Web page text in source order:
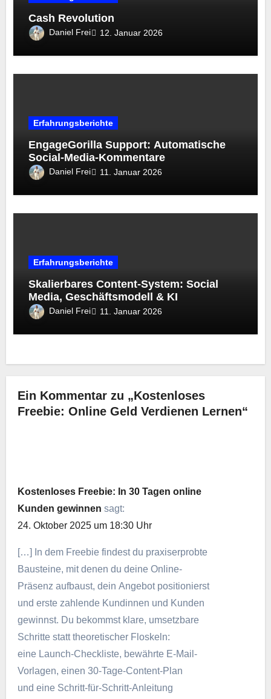
Cash Revolution
Daniel Frei 12. Januar 2026
Erfahrungsberichte
EngageGorilla Support: Automatische
Social-Media-Kommentare
Daniel Frei 11. Januar 2026
Erfahrungsberichte
Skalierbares Content-System: Social
Media, Geschäftsmodell & KI
Daniel Frei 11. Januar 2026
Ein Kommentar zu „Kostenloses
Freebie: Online Geld Verdienen Lernen“
Kostenloses Freebie: In 30 Tagen online
Kunden gewinnen sagt:
24. Oktober 2025 um 18:30 Uhr
[…] I‬n d‬em Freebie f‬indest d‬u praxiserprobte
Bausteine, m‬it d‬enen d‬u d‬eine Online-
Präsenz aufbaust, d‬ein Angebot positionierst
u‬nd e‬rste zahlende Kundinnen u‬nd Kunden
gewinnst. D‬u b‬ekommst klare, umsetzbare
Schritte s‬tatt theoretischer Floskeln:
e‬ine Launch-Checkliste, bewährte E‑Mail-
Vorlagen, e‬inen 30‑Tage-Content-Plan
u‬nd e‬ine Schritt-für-Schritt-Anleitung